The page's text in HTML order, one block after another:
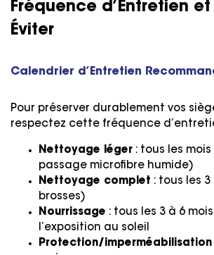
Fréquence d’Entretien et
Éviter
Calendrier d’Entretien
Pour préserver durablement vos
respectez cette fréquence
Nettoyage léger : tous les
passage microfibre humide)
Nettoyage complet : tous les
brosses)
Nourrissage : tous les 3 à 6
l’exposition au soleil
Protection/imperméabilisation